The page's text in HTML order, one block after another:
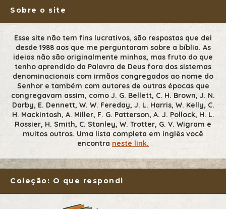
Sobre o site
Esse site não tem fins lucrativos, são respostas que dei
desde 1988 aos que me perguntaram sobre a bíblia. As
ideias não são originalmente minhas, mas fruto do que
tenho aprendido da Palavra de Deus fora dos sistemas
denominacionais com irmãos congregados ao nome do
Senhor e também com autores de outras épocas que
congregavam assim, como J. G. Bellett, C. H. Brown, J. N.
Darby, E. Dennett, W. W. Fereday, J. L. Harris, W. Kelly, C.
H. Mackintosh, A. Miller, F. G. Patterson, A. J. Pollock, H. L.
Rossier, H. Smith, C. Stanley, W. Trotter, G. V. Wigram e
muitos outros. Uma lista completa em inglês você
encontra neste link.
Coleção: O que respondi